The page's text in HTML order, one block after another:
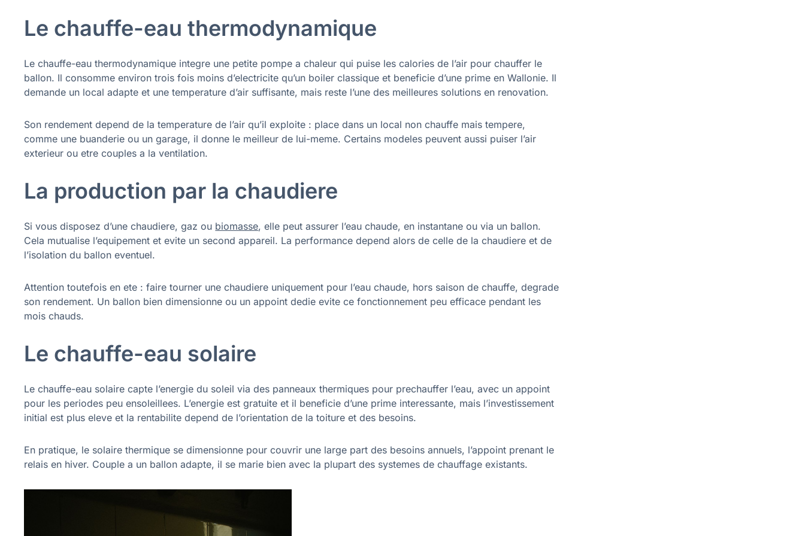
Le chauffe-eau thermodynamique
Le chauffe-eau thermodynamique integre une petite pompe a chaleur qui puise les calories de l’air pour chauffer le
ballon. Il consomme environ trois fois moins d’electricite qu’un boiler classique et beneficie d’une prime en Wallonie. Il
demande un local adapte et une temperature d’air suffisante, mais reste l’une des meilleures solutions en renovation.
Son rendement depend de la temperature de l’air qu’il exploite : place dans un local non chauffe mais tempere,
comme une buanderie ou un garage, il donne le meilleur de lui-meme. Certains modeles peuvent aussi puiser l’air
exterieur ou etre couples a la ventilation.
La production par la chaudiere
Si vous disposez d’une chaudiere, gaz ou biomasse, elle peut assurer l’eau chaude, en instantane ou via un ballon.
Cela mutualise l’equipement et evite un second appareil. La performance depend alors de celle de la chaudiere et de
l’isolation du ballon eventuel.
Attention toutefois en ete : faire tourner une chaudiere uniquement pour l’eau chaude, hors saison de chauffe, degrade
son rendement. Un ballon bien dimensionne ou un appoint dedie evite ce fonctionnement peu efficace pendant les
mois chauds.
Le chauffe-eau solaire
Le chauffe-eau solaire capte l’energie du soleil via des panneaux thermiques pour prechauffer l’eau, avec un appoint
pour les periodes peu ensoleillees. L’energie est gratuite et il beneficie d’une prime interessante, mais l’investissement
initial est plus eleve et la rentabilite depend de l’orientation de la toiture et des besoins.
En pratique, le solaire thermique se dimensionne pour couvrir une large part des besoins annuels, l’appoint prenant le
relais en hiver. Couple a un ballon adapte, il se marie bien avec la plupart des systemes de chauffage existants.